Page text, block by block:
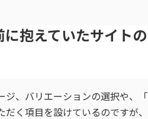
に抱えていたサイト
ジ、バリエーションの選択や、
だく項目を設けているのですが